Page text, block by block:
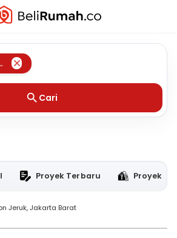
Barat
Cari
Proyek Terbaru Proyek
Jeruk, Jakarta Barat